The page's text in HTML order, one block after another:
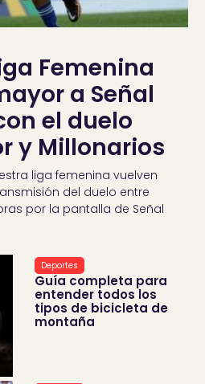
Femenina
a Señal
el duelo
y Millonarios
liga femenina vuelven
del duelo entre
por la pantalla de Señal
Deportes
Guía completa para
entender todos los
tipos de bicicleta de
montaña